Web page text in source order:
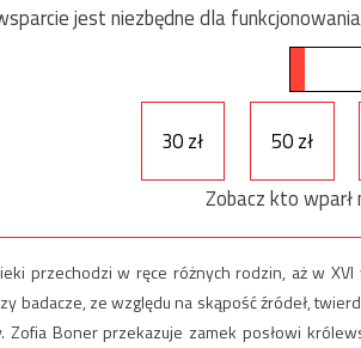
jest niezbędne dla
30 zł 50 zł
Zobacz kto wparł
przechodzi w ręce różnych rodzin, aż w
badacze, ze względu na skąpość źródeł,
Zo­fia Bo­ner prze­ka­zu­je zamek posłowi